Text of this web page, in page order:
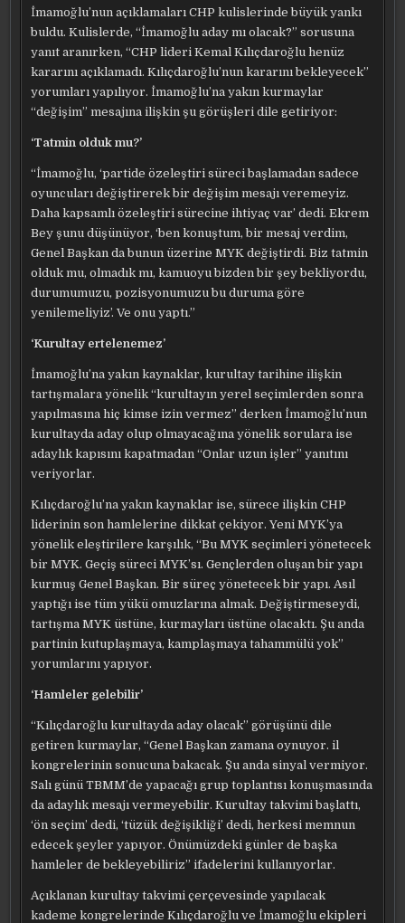
İmamoğlu’nun açıklamaları CHP kulislerinde büyük yankı
buldu. Kulislerde, “İmamoğlu aday mı olacak?” sorusuna
yanıt aranırken, “CHP lideri Kemal Kılıçdaroğlu henüz
kararını açıklamadı. Kılıçdaroğlu’nun kararını bekleyecek”
yorumları yapılıyor. İmamoğlu’na yakın kurmaylar
“değişim” mesajına ilişkin şu görüşleri dile getiriyor:
‘Tatmin olduk mu?’
“İmamoğlu, ‘partide özeleştiri süreci başlamadan sadece
oyuncuları değiştirerek bir değişim mesajı veremeyiz.
Daha kapsamlı özeleştiri sürecine ihtiyaç var’ dedi. Ekrem
Bey şunu düşünüyor, ‘ben konuştum, bir mesaj verdim,
Genel Başkan da bunun üzerine MYK değiştirdi. Biz tatmin
olduk mu, olmadık mı, kamuoyu bizden bir şey bekliyordu,
durumumuzu, pozisyonumuzu bu duruma göre
yenilemeliyiz’. Ve onu yaptı.”
‘Kurultay ertelenemez’
İmamoğlu’na yakın kaynaklar, kurultay tarihine ilişkin
tartışmalara yönelik “kurultayın yerel seçimlerden sonra
yapılmasına hiç kimse izin vermez” derken İmamoğlu’nun
kurultayda aday olup olmayacağına yönelik sorulara ise
adaylık kapısını kapatmadan “Onlar uzun işler” yanıtını
veriyorlar.
Kılıçdaroğlu’na yakın kaynaklar ise, sürece ilişkin CHP
liderinin son hamlelerine dikkat çekiyor. Yeni MYK’ya
yönelik eleştirilere karşılık, “Bu MYK seçimleri yönetecek
bir MYK. Geçiş süreci MYK’sı. Gençlerden oluşan bir yapı
kurmuş Genel Başkan. Bir süreç yönetecek bir yapı. Asıl
yaptığı ise tüm yükü omuzlarına almak. Değiştirmeseydi,
tartışma MYK üstüne, kurmayları üstüne olacaktı. Şu anda
partinin kutuplaşmaya, kamplaşmaya tahammülü yok”
yorumlarını yapıyor.
‘Hamleler gelebilir’
“Kılıçdaroğlu kurultayda aday olacak” görüşünü dile
getiren kurmaylar, “Genel Başkan zamana oynuyor. il
kongrelerinin sonucuna bakacak. Şu anda sinyal vermiyor.
Salı günü TBMM’de yapacağı grup toplantısı konuşmasında
da adaylık mesajı vermeyebilir. Kurultay takvimi başlattı,
‘ön seçim’ dedi, ‘tüzük değişikliği’ dedi, herkesi memnun
edecek şeyler yapıyor. Önümüzdeki günler de başka
hamleler de bekleyebiliriz” ifadelerini kullanıyorlar.
Açıklanan kurultay takvimi çerçevesinde yapılacak
kademe kongrelerinde Kılıçdaroğlu ve İmamoğlu ekipleri